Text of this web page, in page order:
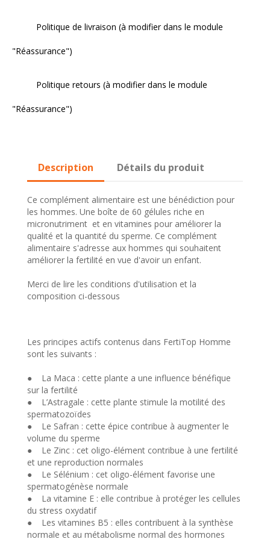
Politique de livraison (à modifier dans le module
"Réassurance")
Politique retours (à modifier dans le module
"Réassurance")
Description Détails du produit
Ce complément alimentaire est une bénédiction pour
les hommes. Une boîte de 60 gélules riche en
micronutriment et en vitamines pour améliorer la
qualité et la quantité du sperme. Ce complément
alimentaire s'adresse aux hommes qui souhaitent
améliorer la fertilité en vue d'avoir un enfant.
Merci de lire les conditions d'utilisation et la
composition ci-dessous
Les principes actifs contenus dans FertiTop Homme
sont les suivants :
● La Maca : cette plante a une influence bénéfique
sur la fertilité
● L’Astragale : cette plante stimule la motilité des
spermatozoïdes
● Le Safran : cette épice contribue à augmenter le
volume du sperme
● Le Zinc : cet oligo-élément contribue à une fertilité
et une reproduction normales
● Le Sélénium : cet oligo-élément favorise une
spermatogénèse normale
● La vitamine E : elle contribue à protéger les cellules
du stress oxydatif
● Les vitamines B5 : elles contribuent à la synthèse
normale et au métabolisme normal des hormones